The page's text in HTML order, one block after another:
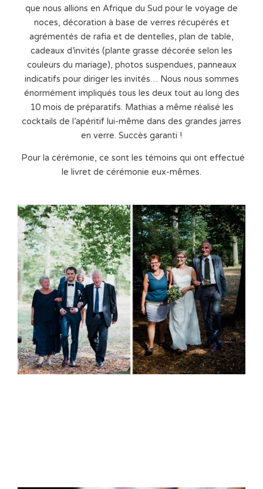
que nous allions en Afrique du Sud pour le voyage de
noces, décoration à base de verres récupérés et
agrémentés de rafia et de dentelles, plan de table,
cadeaux d’invités (plante grasse décorée selon les
couleurs du mariage), photos suspendues, panneaux
indicatifs pour diriger les invités… Nous nous sommes
énormément impliqués tous les deux tout au long des
10 mois de préparatifs. Mathias a même réalisé les
cocktails de l’apéritif lui-même dans des grandes jarres
en verre. Succès garanti !
Pour la cérémonie, ce sont les témoins qui ont effectué
le livret de cérémonie eux-mêmes.